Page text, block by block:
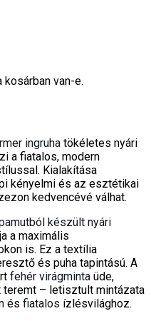
van-e.
ingruha tökéletes nyári
a fiatalos, modern
Kialakítása
kényelmi és az esztétikai
kedvencévé válhat.
készült nyári
a maximális
is. Ez a textília
és puha tapintású. A
fehér virágminta üde,
– letisztult mintázata
és fiatalos ízlésvilághoz.